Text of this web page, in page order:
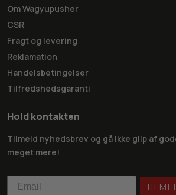
Om Wagyupusher
CSR
Fragt og levering
Reklamation
Handelsbetingelser
Tilfredshedsgaranti
Hold kontakten
Tilmeld nyhedsbrev og gå ikke glip af
meget mere!